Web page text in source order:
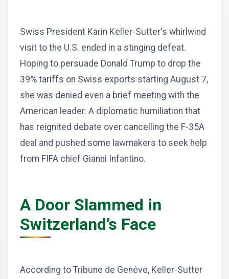
Swiss President Karin Keller-Sutter's whirlwind
visit to the U.S. ended in a stinging defeat.
Hoping to persuade Donald Trump to drop the
39% tariffs on Swiss exports starting August 7,
she was denied even a brief meeting with the
American leader. A diplomatic humiliation that
has reignited debate over cancelling the F-35A
deal and pushed some lawmakers to seek help
from FIFA chief Gianni Infantino.
A Door Slammed in
Switzerland’s Face
According to Tribune de Genève, Keller-Sutter